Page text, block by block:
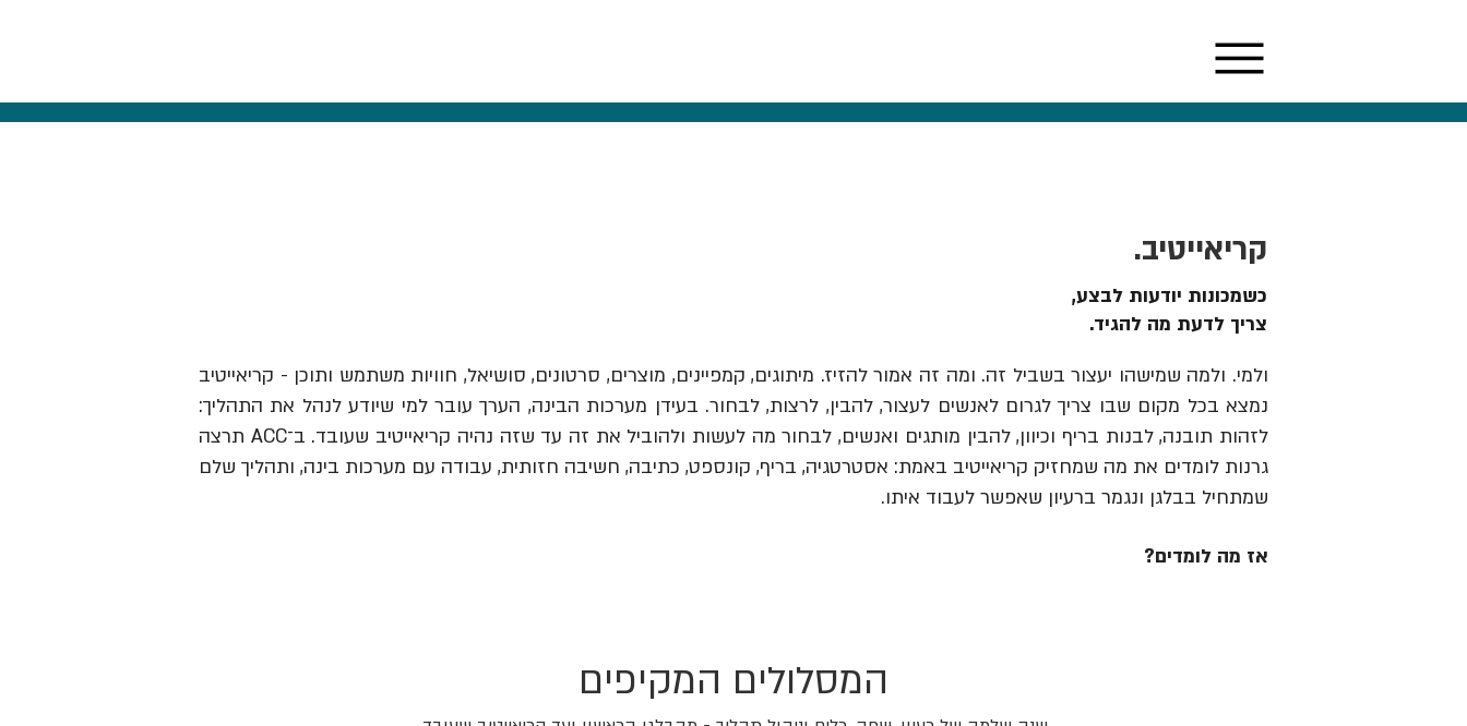
קריאייטיב.
כשמכונות יודעות לבצע,
צריך לדעת מה להגיד.
ולמי. ולמה שמישהו יעצור בשביל זה. ומה זה אמור להזיז. מיתוגים, קמפיינים, מוצרים, סרטונים, סושיאל, חוויות משתמש ותוכן - קריאייטיב
נמצא בכל מקום שבו צריך לגרום לאנשים לעצור, להבין, לרצות, לבחור. בעידן מערכות הבינה, הערך עובר למי שיודע לנהל את התהליך:
לזהות תובנה, לבנות בריף וכיוון, להבין מותגים ואנשים, לבחור מה לעשות ולהוביל את זה עד שזה נהיה קריאייטיב שעובד. ב־ACC תרצה
גרנות לומדים את מה שמחזיק קריאייטיב באמת: אסטרטגיה, בריף, קונספט, כתיבה, חשיבה חזותית, עבודה עם מערכות בינה, ותהליך שלם
שמתחיל בבלגן ונגמר ברעיון שאפשר לעבוד איתו.
אז מה לומדים?
המסלולים המקיפים